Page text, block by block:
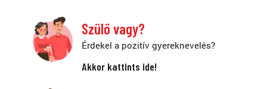
Szülő vagy?
Érdekel a pozitív gyereknevelés?
Akkor kattints ide!